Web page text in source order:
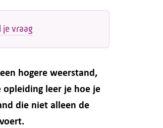
je vraag
hogere weerstand,
leer je hoe je
die niet alleen de